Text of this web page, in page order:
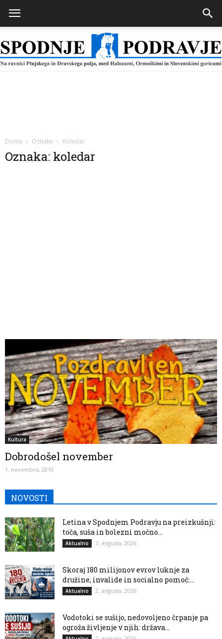
Doma Oznake Koledar
Oznaka: koledar
Kultura
Dobrodošel november
1. novembra, 2019
NOVOSTI
Letina v Spodnjem Podravju na preizkušnji:
toča, suša in bolezni močno...
Aktualno 3. avgusta, 2026
Skoraj 180 milijonov evrov luknje za
družine, invalide in socialno pomoč:...
Aktualno 2. avgusta, 2026
Vodotoki se sušijo, nedovoljeno črpanje pa
ogroža življenje v njih: država...